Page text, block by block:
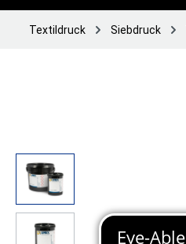
Textildruck Siebdruck